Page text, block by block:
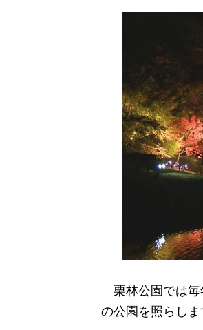
栗林公園では毎
の公園を照らしま